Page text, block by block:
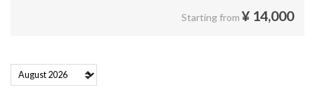
Starting from ¥ 14,000